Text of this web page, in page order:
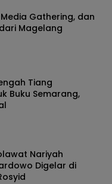
Media Gathering, dan
Magelang
Tiang
Buku Semarang,
Nariyah
Digelar di